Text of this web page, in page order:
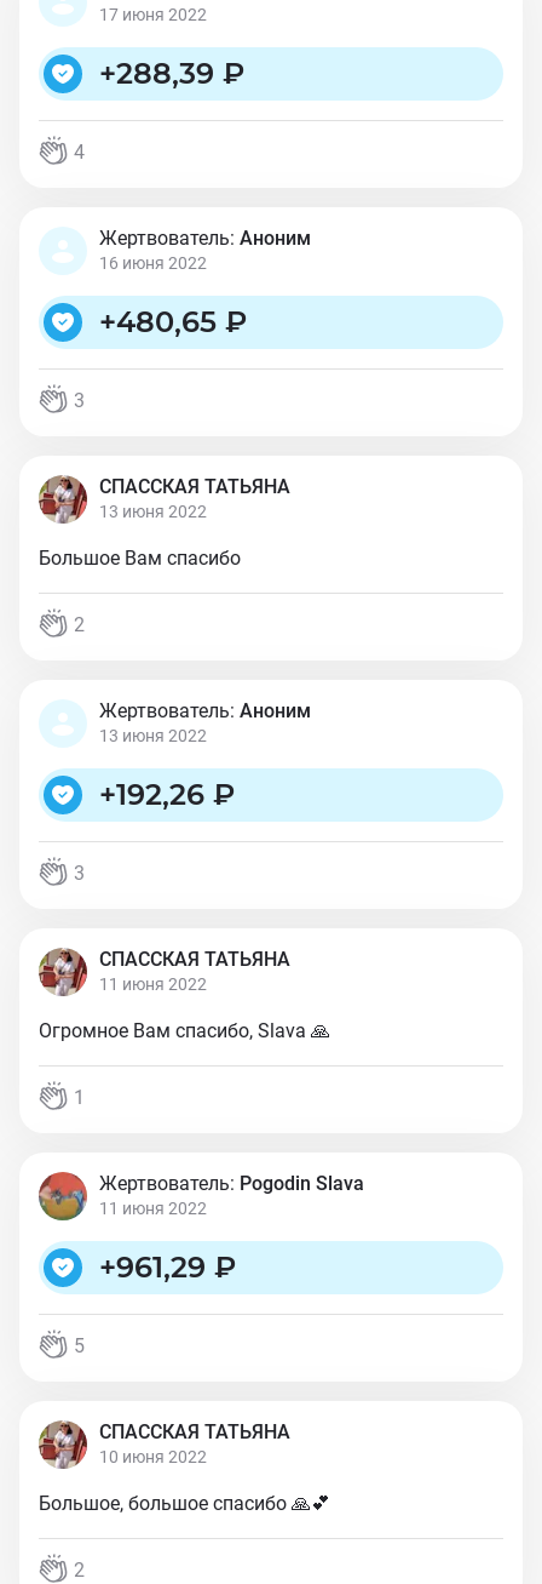
17 июня 2022
+288,39 ₽
4
Жертвователь: Аноним
16 июня 2022
+480,65 ₽
3
СПАССКАЯ ТАТЬЯНА
13 июня 2022
Большое Вам спасибо
2
Жертвователь: Аноним
13 июня 2022
+192,26 ₽
3
СПАССКАЯ ТАТЬЯНА
11 июня 2022
Огромное Вам спасибо, Slava 🙏
1
Жертвователь: Pogodin Slava
11 июня 2022
+961,29 ₽
5
СПАССКАЯ ТАТЬЯНА
10 июня 2022
Большое, большое спасибо 🙏💕
2